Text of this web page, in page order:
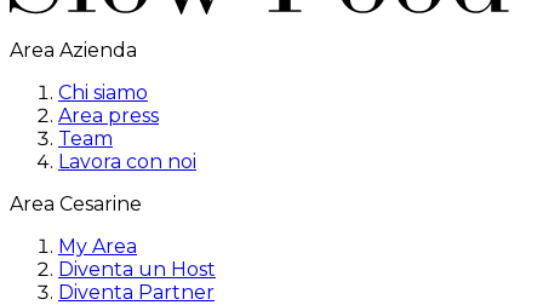
Area Azienda
Chi siamo
Area press
Team
Lavora con noi
Area Cesarine
My Area
Diventa un Host
Diventa Partner